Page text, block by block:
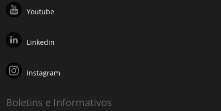
Youtube
Linkedin
Instagram
Boletins e Informativos